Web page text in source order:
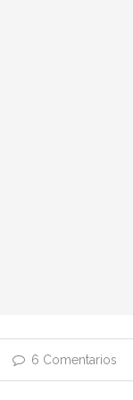
6 Comentarios